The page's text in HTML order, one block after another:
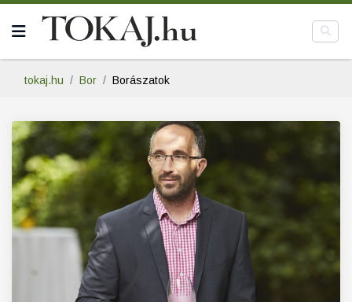
tokaj.hu Bor Borászatok